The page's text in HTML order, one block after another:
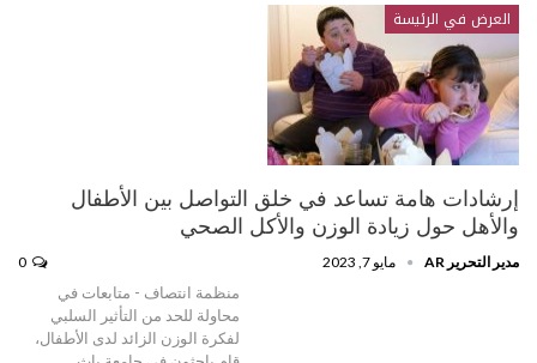
العرض في الرئيسة
إرشادات هامة تساعد في خلق التواصل بين الأطفال
والأهل حول زيادة الوزن والأكل الصحي
مدير التحرير AR مايو 7, 2023
منظمة انتصاف - متابعات في
محاولة للحد من التأثير السلبي
لفكرة الوزن الزائد لدى الأطفال،